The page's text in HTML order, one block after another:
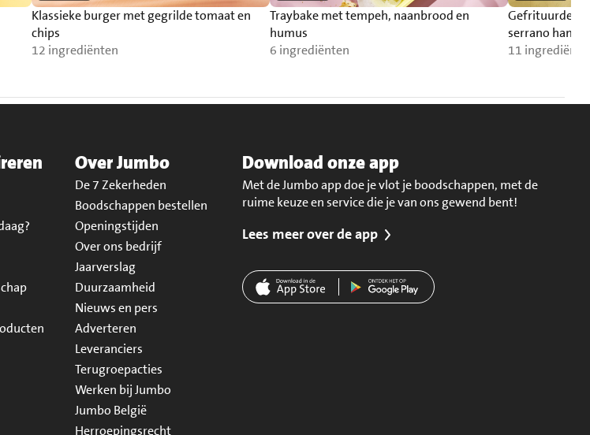
Klassieke burger met gegrilde tomaat en
chips
12 ingrediënten
Traybake met tempeh, naanbrood en
humus
6 ingrediënten
Gefrituurde
serrano ham
11
Over Jumbo
De 7 Zekerheden
Boodschappen bestellen
Openingstijden
Over ons bedrijf
Jaarverslag
Duurzaamheid
Nieuws en pers
Adverteren
Leveranciers
Terugroepacties
Werken bij Jumbo
Jumbo België
Herroepingsrecht
Download onze app
Met de Jumbo app doe je vlot je boodschappen, met de
ruime keuze en service die je van ons gewend bent!
Lees meer over de app